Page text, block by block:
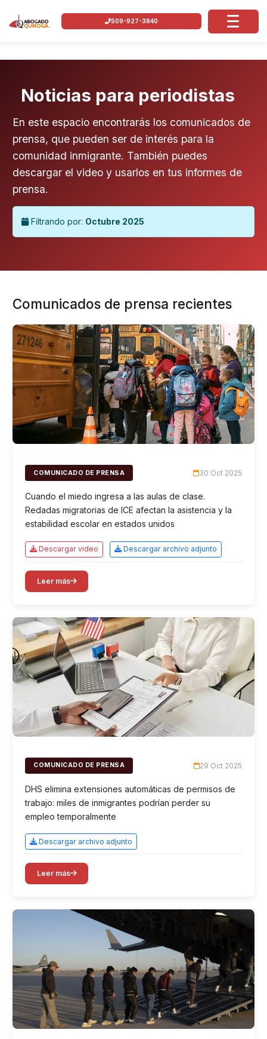
509-927-3840
Noticias para periodistas
En este espacio encontrarás los comunicados de
prensa, que pueden ser de interés para la
comunidad inmigrante. También puedes
descargar el video y usarlos en tus informes de
prensa.
Filtrando por: Octubre 2025
Comunicados de prensa recientes
COMUNICADO DE PRENSA 30 Oct 2025
Cuando el miedo ingresa a las aulas de clase.
Redadas migratorias de ICE afectan la asistencia y la
estabilidad escolar en estados unidos
Descargar video Descargar archivo adjunto
Leer más
COMUNICADO DE PRENSA 29 Oct 2025
DHS elimina extensiones automáticas de permisos de
trabajo: miles de inmigrantes podrían perder su
empleo temporalmente
Descargar archivo adjunto
Leer más